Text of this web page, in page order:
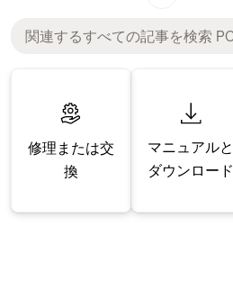
修理または交
換
マニュアルと
ダウンロード